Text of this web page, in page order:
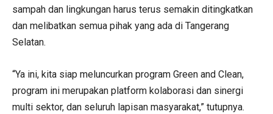
sampah dan lingkungan harus terus semakin ditingkatkan
dan melibatkan semua pihak yang ada di Tangerang
Selatan.
“Ya ini, kita siap meluncurkan program Green and Clean,
program ini merupakan platform kolaborasi dan sinergi
multi sektor, dan seluruh lapisan masyarakat,” tutupnya.